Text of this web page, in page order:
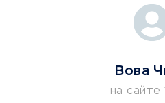
Вова
на сайте